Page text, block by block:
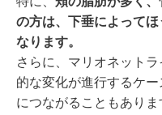
の方は、下垂によって
なります。
さらに、マリオネット
的な変化が進行するケー
につながることもありま